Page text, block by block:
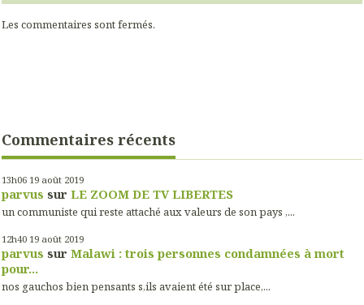
Commentaires récents
13h06 19 août 2019
parvus sur LE ZOOM DE TV LIBERTES
un communiste qui reste attaché aux valeurs de son pays ,...
12h40 19 août 2019
parvus sur Malawi : trois personnes condamnées à mort
pour...
nos gauchos bien pensants s,ils avaient été sur place,...
Les commentaires sont fermés.